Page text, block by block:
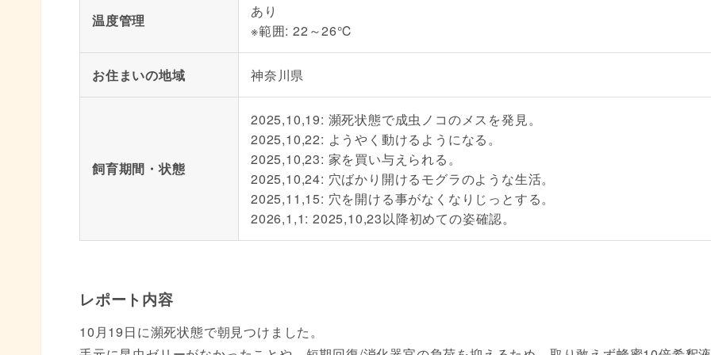
温度管理
あり
※範囲: 22～26℃
お住まいの地域 神奈川県
飼育期間・状態
2025,10,19: 瀕死状態で成虫ノコのメスを発見。
2025,10,22: ようやく動けるようになる。
2025,10,23: 家を買い与えられる。
2025,10,24: 穴ばかり開けるモグラのような生活。
2025,11,15: 穴を開ける事がなくなりじっとする。
2026,1,1: 2025,10,23以降初めての姿確認。
レポート内容
10月19日に瀕死状態で朝見つけました。